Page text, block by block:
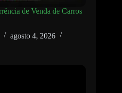
de Venda de Carros
agosto 4, 2026